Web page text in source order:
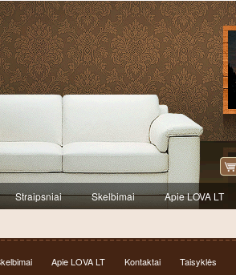
Straipsniai Skelbimai Apie LOVA LT
Apie LOVA LT Kontaktai Taisyklės